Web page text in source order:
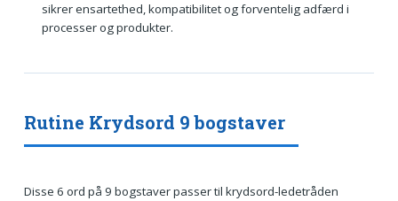
sikrer ensartethed, kompatibilitet og forventelig adfærd i
processer og produkter.
Rutine Krydsord 9 bogstaver
Disse 6 ord på 9 bogstaver passer til krydsord-ledetråden